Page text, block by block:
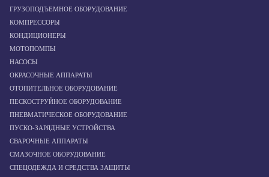
ГРУЗОПОДЪЕМНОЕ ОБОРУДОВАНИЕ
КОМПРЕССОРЫ
КОНДИЦИОНЕРЫ
МОТОПОМПЫ
НАСОСЫ
ОКРАСОЧНЫЕ АППАРАТЫ
ОТОПИТЕЛЬНОЕ ОБОРУДОВАНИЕ
ПЕСКОСТРУЙНОЕ ОБОРУДОВАНИЕ
ПНЕВМАТИЧЕСКОЕ ОБОРУДОВАНИЕ
ПУСКО-ЗАРЯДНЫЕ УСТРОЙСТВА
СВАРОЧНЫЕ АППАРАТЫ
СМАЗОЧНОЕ ОБОРУДОВАНИЕ
СПЕЦОДЕЖДА И СРЕДСТВА ЗАЩИТЫ